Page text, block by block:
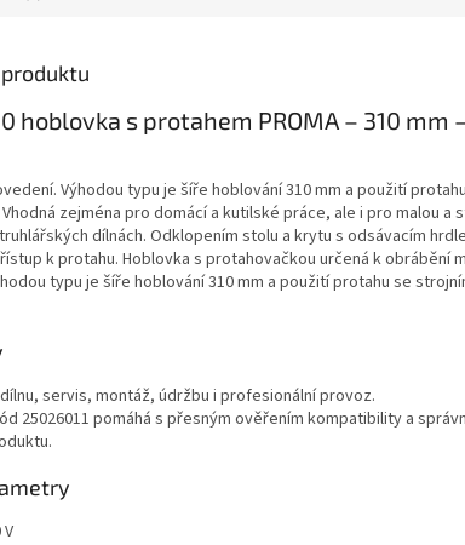
hoblovka s protahem PROMA – 310 mm
Výhodou typu je šíře hoblování 310 mm a použití
zejména pro domácí a kutilské práce, ale i pro malou a
dílnách. Odklopením stolu a krytu s odsávacím
k protahu. Hoblovka s protahovačkou určená k obrábění
typu je šíře hoblování 310 mm a použití protahu se
servis, montáž, údržbu i profesionální provoz.
25026011 pomáhá s přesným ověřením kompatibility a